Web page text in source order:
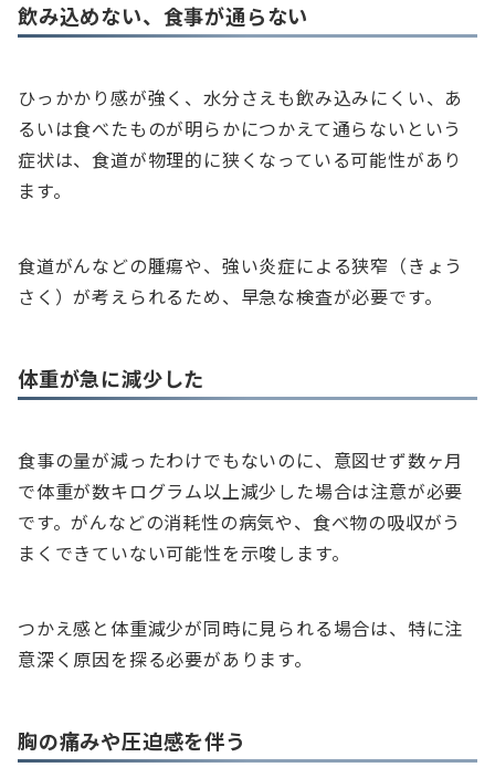
飲み込めない、食事が通らない
ひっかかり感が強く、水分さえも飲み込みにくい、あ
るいは食べたものが明らかにつかえて通らないという
症状は、食道が物理的に狭くなっている可能性があり
ます。
食道がんなどの腫瘍や、強い炎症による狭窄（きょう
さく）が考えられるため、早急な検査が必要です。
体重が急に減少した
食事の量が減ったわけでもないのに、意図せず数ヶ月
で体重が数キログラム以上減少した場合は注意が必要
です。がんなどの消耗性の病気や、食べ物の吸収がう
まくできていない可能性を示唆します。
つかえ感と体重減少が同時に見られる場合は、特に注
意深く原因を探る必要があります。
胸の痛みや圧迫感を伴う